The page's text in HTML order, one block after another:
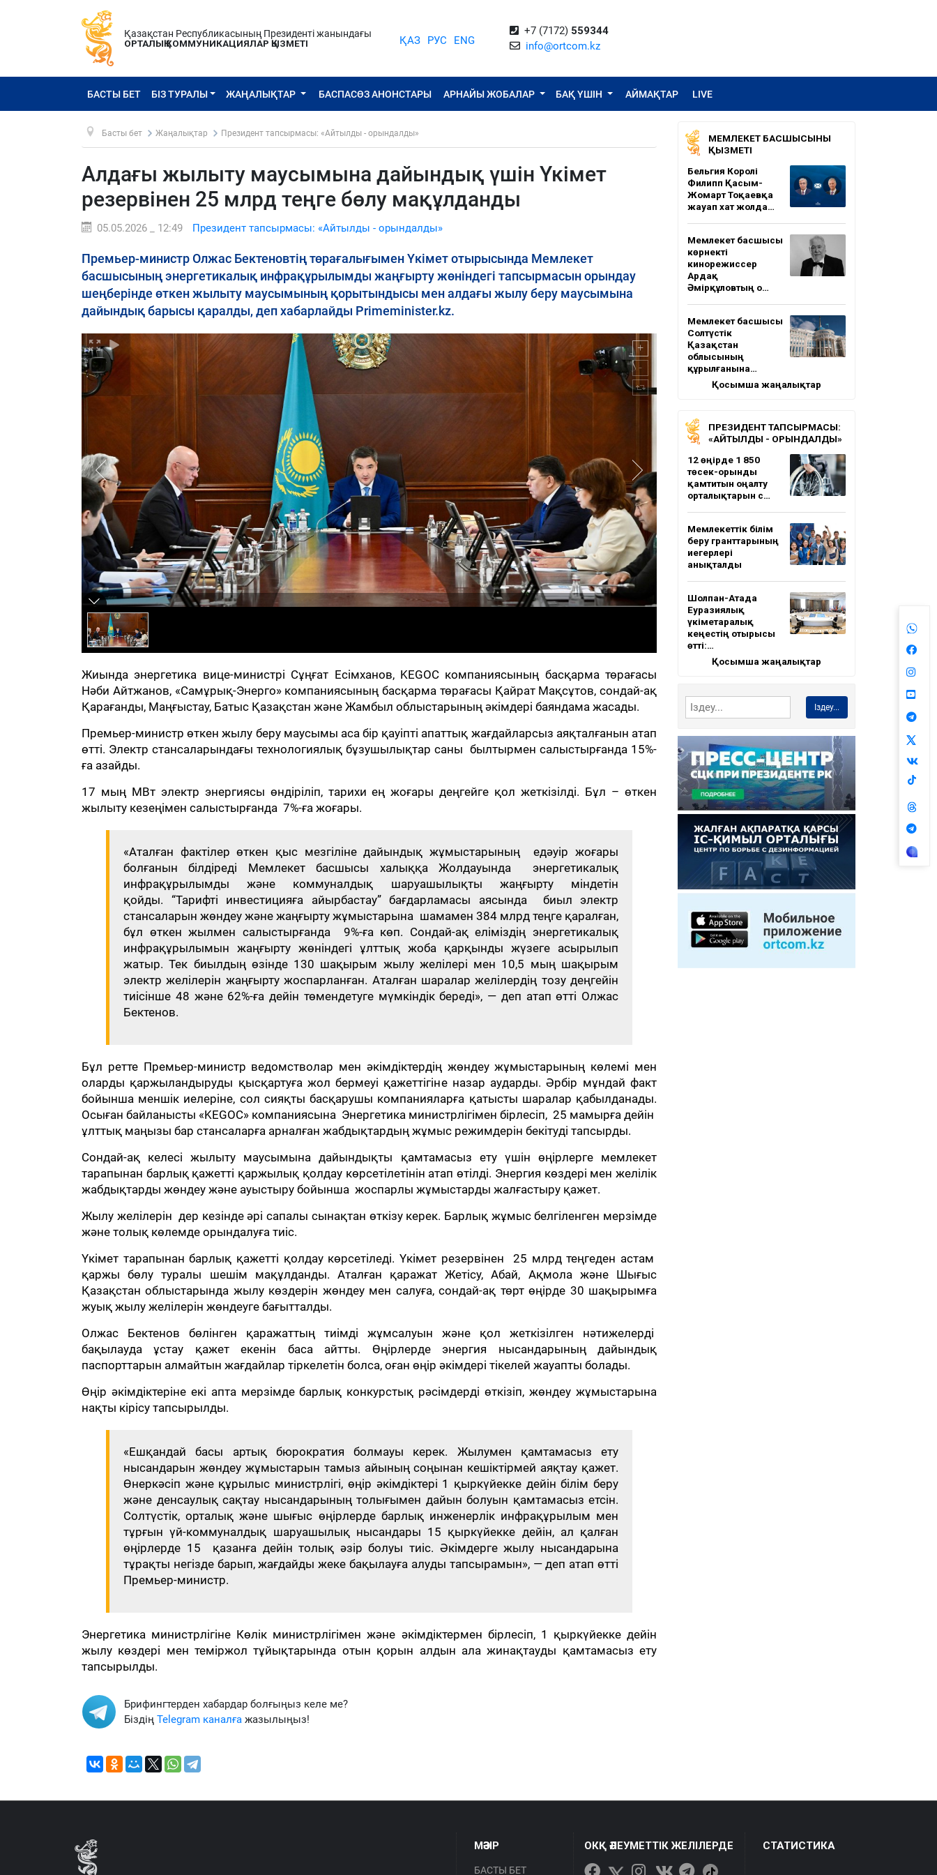
Қазақстан Республикасының Президенті жанындағы
ОРТАЛЫҚ КОММУНИКАЦИЯЛАР ҚЫЗМЕТІ
ҚАЗ РУС ENG
+7 (7172) 559344
info@ortcom.kz
БАСТЫ БЕТ БІЗ ТУРАЛЫ ЖАҢАЛЫҚТАР БАСПАСӨЗ АНОНСТАРЫ АРНАЙЫ ЖОБАЛАР БАҚ ҮШІН АЙМАҚТАР LIVE
Басты бет Жаңалықтар Президент тапсырмасы: «Айтылды - орындалды»
Алдағы жылыту маусымына дайындық үшін Үкімет
резервінен 25 млрд теңге бөлу мақұлданды
05.05.2026 _ 12:49 Президент тапсырмасы: «Айтылды - орындалды»
Премьер-министр Олжас Бектеновтің төрағалығымен Үкімет отырысында Мемлекет
басшысының энергетикалық инфрақұрылымды жаңғырту жөніндегі тапсырмасын орындау
шеңберінде өткен жылыту маусымының қорытындысы мен алдағы жылу беру маусымына
дайындық барысы қаралды, деп хабарлайды Primeminister.kz.
Жиында энергетика вице-министрі Сұңғат Есімханов, KEGOC компаниясының басқарма төрағасы
Нәби Айтжанов, «Самұрық-Энерго» компаниясының басқарма төрағасы Қайрат Мақсұтов, сондай-ақ
Қарағанды, Маңғыстау, Батыс Қазақстан және Жамбыл облыстарының әкімдері баяндама жасады.
Премьер-министр өткен жылу беру маусымы аса бір қауіпті апаттық жағдайларсыз аяқталғанын атап
өтті. Электр стансаларындағы технологиялық бұзушылықтар саны былтырмен салыстырғанда 15%-
ға азайды.
17 мың МВт электр энергиясы өндіріліп, тарихи ең жоғары деңгейге қол жеткізілді. Бұл – өткен
жылыту кезеңімен салыстырғанда 7%-ға жоғары.
«Аталған фактілер өткен қыс мезгіліне дайындық жұмыстарының едәуір жоғары
болғанын білдіреді Мемлекет басшысы халыққа Жолдауында энергетикалық
инфрақұрылымды және коммуналдық шаруашылықты жаңғырту міндетін
қойды. “Тарифті инвестицияға айырбастау” бағдарламасы аясында биыл электр
стансаларын жөндеу және жаңғырту жұмыстарына шамамен 384 млрд теңге қаралған,
бұл өткен жылмен салыстырғанда 9%-ға көп. Сондай-ақ еліміздің энергетикалық
инфрақұрылымын жаңғырту жөніндегі ұлттық жоба қарқынды жүзеге асырылып
жатыр. Тек биылдың өзінде 130 шақырым жылу желілері мен 10,5 мың шақырым
электр желілерін жаңғырту жоспарланған. Аталған шаралар желілердің тозу деңгейін
тиісінше 48 және 62%-ға дейін төмендетуге мүмкіндік береді», — деп атап өтті Олжас
Бектенов.
Бұл ретте Премьер-министр ведомстволар мен әкімдіктердің жөндеу жұмыстарының көлемі мен
оларды қаржыландыруды қысқартуға жол бермеуі қажеттігіне назар аударды. Әрбір мұндай факт
бойынша меншік иелеріне, сол сияқты басқарушы компанияларға қатысты шаралар қабылданады.
Осыған байланысты «KEGOC» компаниясына Энергетика министрлігімен бірлесіп, 25 мамырға дейін
ұлттық маңызы бар стансаларға арналған жабдықтардың жұмыс режимдерін бекітуді тапсырды.
Сондай-ақ келесі жылыту маусымына дайындықты қамтамасыз ету үшін өңірлерге мемлекет
тарапынан барлық қажетті қаржылық қолдау көрсетілетінін атап өтілді. Энергия көздері мен желілік
жабдықтарды жөндеу және ауыстыру бойынша жоспарлы жұмыстарды жалғастыру қажет.
Жылу желілерін дер кезінде әрі сапалы сынақтан өткізу керек. Барлық жұмыс белгіленген мерзімде
және толық көлемде орындалуға тиіс.
Үкімет тарапынан барлық қажетті қолдау көрсетіледі. Үкімет резервінен 25 млрд теңгеден астам
қаржы бөлу туралы шешім мақұлданды. Аталған қаражат Жетісу, Абай, Ақмола және Шығыс
Қазақстан облыстарында жылу көздерін жөндеу мен салуға, сондай-ақ төрт өңірде 30 шақырымға
жуық жылу желілерін жөндеуге бағытталды.
Олжас Бектенов бөлінген қаражаттың тиімді жұмсалуын және қол жеткізілген нәтижелерді
бақылауда ұстау қажет екенін баса айтты. Өңірлерде энергия нысандарының дайындық
паспорттарын алмайтын жағдайлар тіркелетін болса, оған өңір әкімдері тікелей жауапты болады.
Өңір әкімдіктеріне екі апта мерзімде барлық конкурстық рәсімдерді өткізіп, жөндеу жұмыстарына
нақты кірісу тапсырылды.
«Ешқандай басы артық бюрократия болмауы керек. Жылумен қамтамасыз ету
нысандарын жөндеу жұмыстарын тамыз айының соңынан кешіктірмей аяқтау қажет.
Өнеркәсіп және құрылыс министрлігі, өңір әкімдіктері 1 қыркүйекке дейін білім беру
және денсаулық сақтау нысандарының толығымен дайын болуын қамтамасыз етсін.
Солтүстік, орталық және шығыс өңірлерде барлық инженерлік инфрақұрылым мен
тұрғын үй-коммуналдық шаруашылық нысандары 15 қыркүйекке дейін, ал қалған
өңірлерде 15 қазанға дейін толық әзір болуы тиіс. Әкімдерге жылу нысандарына
тұрақты негізде барып, жағдайды жеке бақылауға алуды тапсырамын», — деп атап өтті
Премьер-министр.
Энергетика министрлігіне Көлік министрлігімен және әкімдіктермен бірлесіп, 1 қыркүйекке дейін
жылу көздері мен теміржол тұйықтарында отын қорын алдын ала жинақтауды қамтамасыз ету
тапсырылды.
Брифингтерден хабардар болғыңыз келе ме?
Біздің Telegram каналға жазылыңыз!
МЕМЛЕКЕТ БАСШЫСЫНЫҢ
ҚЫЗМЕТІ
Бельгия Королі
Филипп Қасым-
Жомарт Тоқаевқа
жауап хат жолда…
Мемлекет басшысы
көрнекті
кинорежиссер
Ардақ
Әмірқұловтың о…
Мемлекет басшысы
Солтүстік
Қазақстан
облысының
құрылғанына…
Қосымша жаңалықтар
ПРЕЗИДЕНТ ТАПСЫРМАСЫ:
«АЙТЫЛДЫ - ОРЫНДАЛДЫ»
12 өңірде 1 850
төсек-орынды
қамтитын оңалту
орталықтарын с…
Мемлекеттік білім
беру гранттарының
иегерлері
анықталды
Шолпан-Атада
Еуразиялық
үкіметаралық
кеңестің отырысы
өтті:…
Қосымша жаңалықтар
Іздеу...
МӘЗІР
БАСТЫ БЕТ
ОКҚ ӘЛЕУМЕТТІК ЖЕЛІЛЕРДЕ СТАТИСТИКА